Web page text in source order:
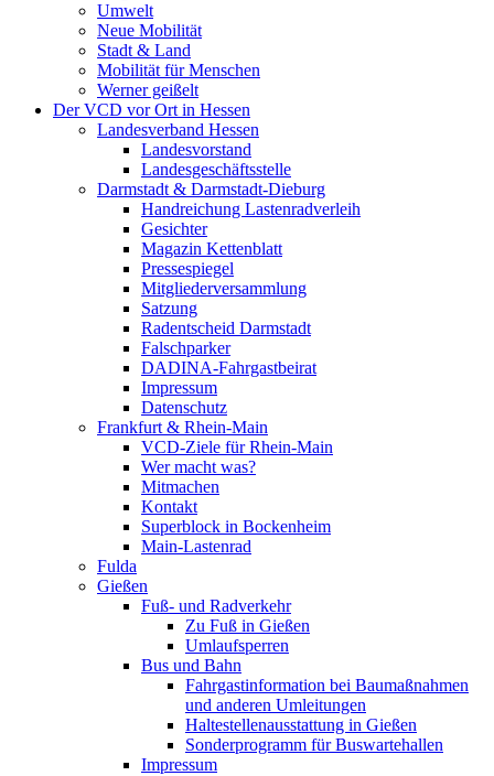
Umwelt
Neue Mobilität
Stadt & Land
Mobilität für Menschen
Werner geißelt
Der VCD vor Ort in Hessen
Landesverband Hessen
Landesvorstand
Landesgeschäftsstelle
Darmstadt & Darmstadt-Dieburg
Handreichung Lastenradverleih
Gesichter
Magazin Kettenblatt
Pressespiegel
Mitgliederversammlung
Satzung
Radentscheid Darmstadt
Falschparker
DADINA-Fahrgastbeirat
Impressum
Datenschutz
Frankfurt & Rhein-Main
VCD-Ziele für Rhein-Main
Wer macht was?
Mitmachen
Kontakt
Superblock in Bockenheim
Main-Lastenrad
Fulda
Gießen
Fuß- und Radverkehr
Zu Fuß in Gießen
Umlaufsperren
Bus und Bahn
Fahrgastinformation bei Baumaßnahmen
und anderen Umleitungen
Haltestellenausstattung in Gießen
Sonderprogramm für Buswartehallen
Impressum